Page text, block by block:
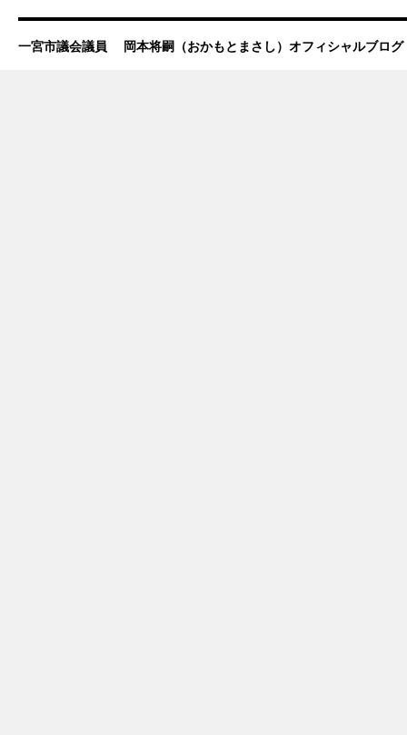
一宮市議会議員 岡本将嗣（おかもとまさし）オフィシャルブログ